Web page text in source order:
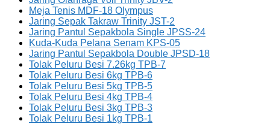
Meja Tenis MDF-18 Olympus
Jaring Sepak Takraw Trinity JST-2
Jaring Pantul Sepakbola Single JPSS-24
Kuda-Kuda Pelana Senam KPS-05
Jaring Pantul Sepakbola Double JPSD-18
Tolak Peluru Besi 7.26kg TPB-7
Tolak Peluru Besi 6kg TPB-6
Tolak Peluru Besi 5kg TPB-5
Tolak Peluru Besi 4kg TPB-4
Tolak Peluru Besi 3kg TPB-3
Tolak Peluru Besi 1kg TPB-1